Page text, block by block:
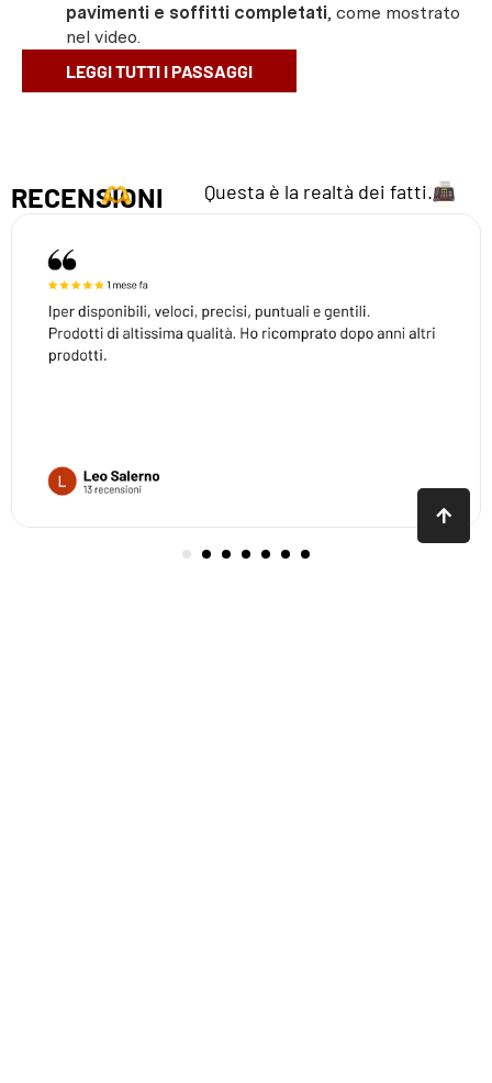
pavimenti e soffitti completati, come mostrato
nel video.
LEGGI TUTTI I PASSAGGI
RECENSIONI Questa è la realtà dei fatti.